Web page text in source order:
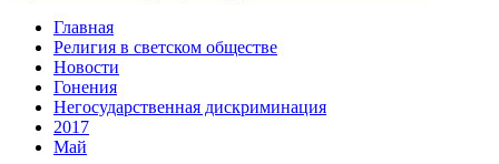
Главная
Религия в светском обществе
Новости
Гонения
Негосударственная дискриминация
2017
Май